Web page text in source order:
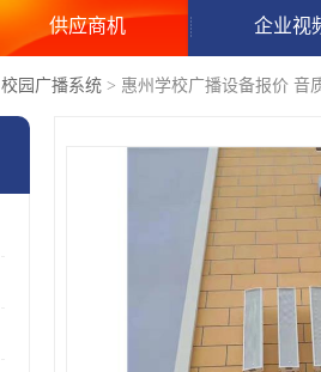
供应商机 企业视
校园广播系统 > 惠州学校广播设备报价 音